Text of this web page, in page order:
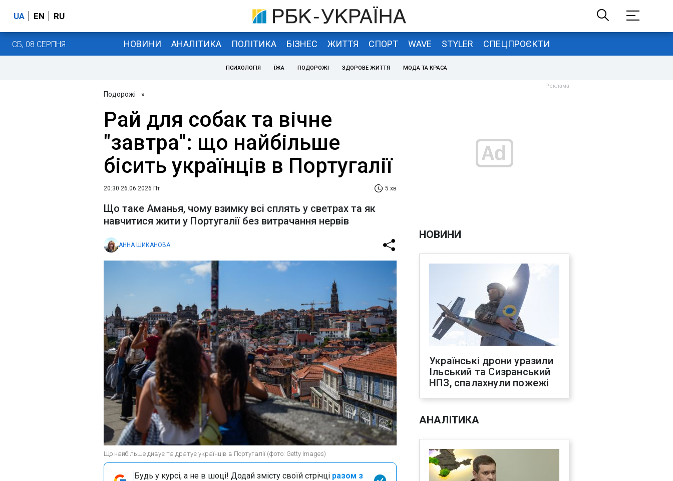
UA EN RU
СБ, 08 СЕРПНЯ НОВИНИ АНАЛІТИКА ПОЛІТИКА БІЗНЕС ЖИТТЯ СПОРТ WAVE STYLER СПЕЦПРОЄКТИ
ПСИХОЛОГІЯ ЇЖА ПОДОРОЖІ ЗДОРОВЕ ЖИТТЯ МОДА ТА КРАСА
Подорожі »
Рай для собак та вічне
"завтра": що найбільше
бісить українців в Португалії
20:30 26.06.2026 Пт 5 хв
Що таке Аманья, чому взимку всі сплять у светрах та як
навчитися жити у Португалії без витрачання нервів
АННА ШИКАНОВА
Що найбільше дивує та дратує українців в Португалії (фото: Getty Images)
Будь у курсі, а не в шоці! Додай змісту своїй стрічці разом з
НОВИНИ
Українські дрони уразили
Ільський та Сизранський
НПЗ, спалахнули пожежі
АНАЛІТИКА